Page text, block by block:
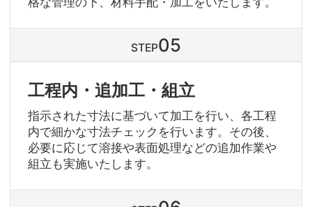
STEP
工程内・追加工・組立
指示された寸法に基づいて加工を行い、各工程
内で細かな寸法チェックを行います。その後、
必要に応じて溶接や表面処理などの追加作業や
組立も実施いたします。